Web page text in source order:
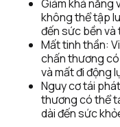
Giảm khả năng
không thể tập
đến sức bền và
Mất tinh thần:
chấn thương
và mất đi động
Nguy cơ tái
thương có thể
dài đến sức